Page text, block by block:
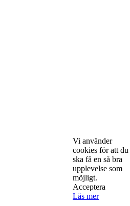
All Rights Reserved.Vi använder
cookies för att du
ska få en så bra
upplevelse som
möjligt.
Acceptera
Läs mer